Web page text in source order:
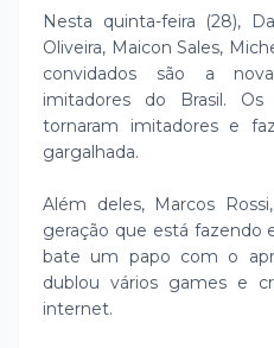
Nesta quinta-feira (28),
Oliveira, Maicon Sales,
convidados são a
imitadores do Brasil.
tornaram imitadores e
gargalhada.
Além deles, Marcos
geração que está fazendo
bate um papo com o
dublou vários games e
internet.